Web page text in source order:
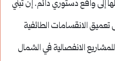
إلى واقع دستوري دائم. إن تبني
تعميق الانقسامات الطائفية
الانفصالية في الشمال